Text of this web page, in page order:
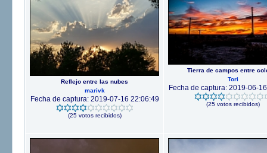
Reflejo entre las nubes
marivk
Fecha de captura: 2019-07-16 22:06:49
(25 votos recibidos)
Tierra de campos entre
Tori
Fecha de captura: 2019-06-
(25 votos recibidos)